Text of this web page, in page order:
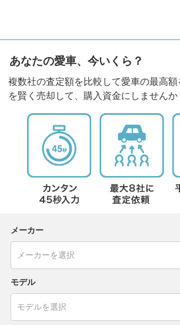
あなたの愛車、今いくら？
複数社の査定額を比較して愛車の最高
を賢く売却して、購入資金にしませんか
メーカー
モデル